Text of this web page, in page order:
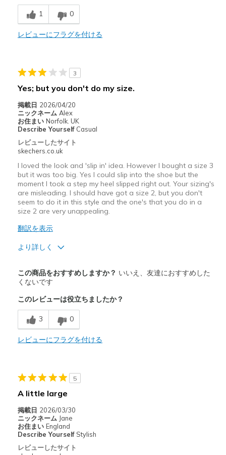
1 0
レビューにフラグを付ける
3
Yes; but you don't do my size.
掲載日 2026/04/20
ニックネーム Alex
お住まい Norfolk. UK
Describe Yourself Casual
レビューしたサイト
skechers.co.uk
I loved the look and 'slip in' idea. However I bought a size 3
but it was too big. Yes I could slip into the shoe but the
moment I took a step my heel slipped right out. Your sizing's
are misleading. I should have got a size 2, but you don't
seem to do it in this style and the one's that you do in a
size 2 are very unappealing.
翻訳を表示
より詳しく
Attractive Design
以下に最適
Casual Wear
Width
Feels true to width
この商品をおすすめしますか？ いいえ、友達におすすめした
くないです
このレビューは役立ちましたか？
3 0
レビューにフラグを付ける
5
A little large
掲載日 2026/03/30
ニックネーム Jane
お住まい England
Describe Yourself Stylish
レビューしたサイト